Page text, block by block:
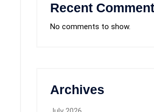
Recent
No comments to show.
Archives